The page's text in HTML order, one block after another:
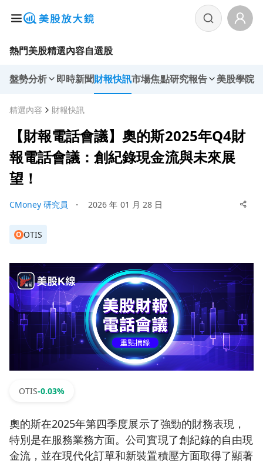
熱門美股精選內容自選股
盤勢分析 即時新聞財報快訊市場焦點研究報告 美股學院
精選內容 財報快訊
【財報電話會議】奧的斯2025年Q4財
報電話會議：創紀錄現金流與未來展
望！
CMoney 研究員 ・ 2026 年 01 月 28 日
O OTIS
OTIS-0.03%
奧的斯在2025年第四季度展示了強勁的財務表現，
特別是在服務業務方面。公司實現了創紀錄的自由現
金流，並在現代化訂單和新裝置積壓方面取得了顯著